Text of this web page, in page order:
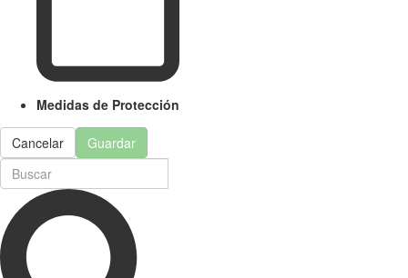
Medidas de Protección
Cancelar Guardar